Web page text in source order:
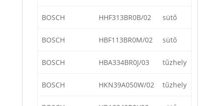
BOSCH HHF313BR0B/02 sütő
BOSCH HBF113BR0M/02 sütő
BOSCH HBA334BR0J/03 tűzhely
BOSCH HKN39A050W/02 tűzhely